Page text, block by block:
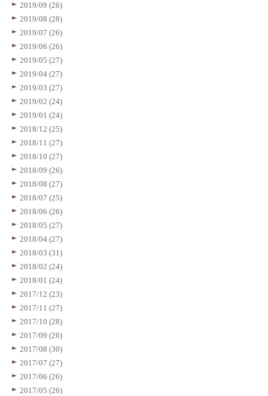
2019/09 (26)
2019/08 (28)
2019/07 (26)
2019/06 (26)
2019/05 (27)
2019/04 (27)
2019/03 (27)
2019/02 (24)
2019/01 (24)
2018/12 (25)
2018/11 (27)
2018/10 (27)
2018/09 (26)
2018/08 (27)
2018/07 (25)
2018/06 (26)
2018/05 (27)
2018/04 (27)
2018/03 (31)
2018/02 (24)
2018/01 (24)
2017/12 (23)
2017/11 (27)
2017/10 (28)
2017/09 (26)
2017/08 (30)
2017/07 (27)
2017/06 (26)
2017/05 (26)